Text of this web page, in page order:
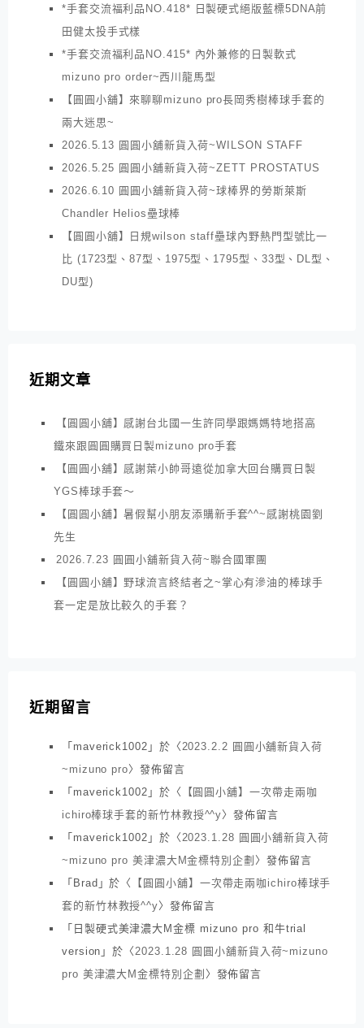
*手套交流福利品NO.418* 日製硬式絕版藍標5DNA前
田健太投手式樣
*手套交流福利品NO.415* 內外兼修的日製軟式
mizuno pro order~西川龍馬型
【圓圓小舖】來聊聊mizuno pro長岡秀樹棒球手套的
兩大迷思~
2026.5.13 圓圓小舖新貨入荷~WILSON STAFF
2026.5.25 圓圓小舖新貨入荷~ZETT PROSTATUS
2026.6.10 圓圓小舖新貨入荷~球棒界的勞斯萊斯
Chandler Helios壘球棒
【圓圓小舖】日規wilson staff壘球內野熱門型號比一
比 (1723型、87型、1975型、1795型、33型、DL型、
DU型)
近期文章
【圓圓小舖】感謝台北國一生許同學跟媽媽特地搭高
鐵來跟圓圓購買日製mizuno pro手套
【圓圓小舖】感謝葉小帥哥遠從加拿大回台購買日製
YGS棒球手套～
【圓圓小舖】暑假幫小朋友添購新手套^^~感謝桃園劉
先生
2026.7.23 圓圓小舖新貨入荷~聯合國軍團
【圓圓小舖】野球流言終結者之~掌心有滲油的棒球手
套一定是放比較久的手套？
近期留言
「 maverick1002 」於〈2023.2.2 圓圓小舖新貨入荷
~mizuno pro〉發佈留言
「 maverick1002 」於〈
【圓圓小舖】一次帶走兩咖
ichiro棒球手套的新竹林教授^^y〉發佈留言
「 maverick1002 」於〈2023.1.28 圓圓小舖新貨入荷
~mizuno pro 美津濃大M金標特別企劃 〉發佈留言
「 Brad 」於〈
【圓圓小舖】一次帶走兩咖ichiro棒球手
套的新竹林教授^^y〉發佈留言
「 日製硬式美津濃大M金標 mizuno pro 和牛trial
version 」於〈2023.1.28 圓圓小舖新貨入荷~mizuno
pro 美津濃大M金標特別企劃 〉發佈留言